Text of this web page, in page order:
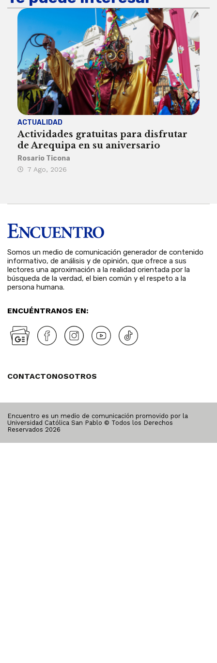
ACTUALIDAD
Actividades gratuitas para disfrutar
de Arequipa en su aniversario
Rosario Ticona
7 Ago, 2026
Somos un medio de comunicación generador de contenido
informativo, de análisis y de opinión, que ofrece a sus
lectores una aproximación a la realidad orientada por la
búsqueda de la verdad, el bien común y el respeto a la
persona humana.
ENCUÉNTRANOS EN:
CONTACTONOSOTROS
Encuentro es un medio de comunicación promovido por la
Universidad Católica San Pablo © Todos los Derechos
Reservados 2026